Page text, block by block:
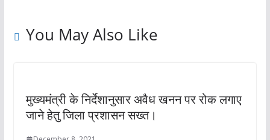
You May Also Like
मुख्यमंत्री के निर्देशानुसार अवैध खनन पर रोक लगाए
जाने हेतु जिला प्रशासन सख्त।